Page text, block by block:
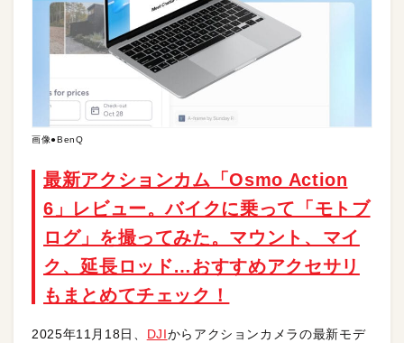
画像●BenQ
最新アクションカム「Osmo Action
6」レビュー。バイクに乗って「モトブ
ログ」を撮ってみた。マウント、マイ
ク、延長ロッド…おすすめアクセサリ
もまとめてチェック！
2025年11月18日、 DJIからアクションカメラの最新モデ